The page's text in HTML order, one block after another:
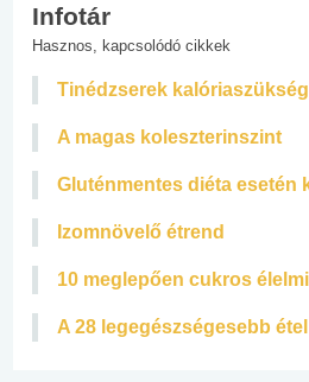
Infotár
Hasznos, kapcsolódó cikkek
Tinédzserek
A magas koleszterinszint
Gluténmentes diéta esetén
Izomnövelő étrend
10 meglepően cukros
A 28 legegészségesebb étel